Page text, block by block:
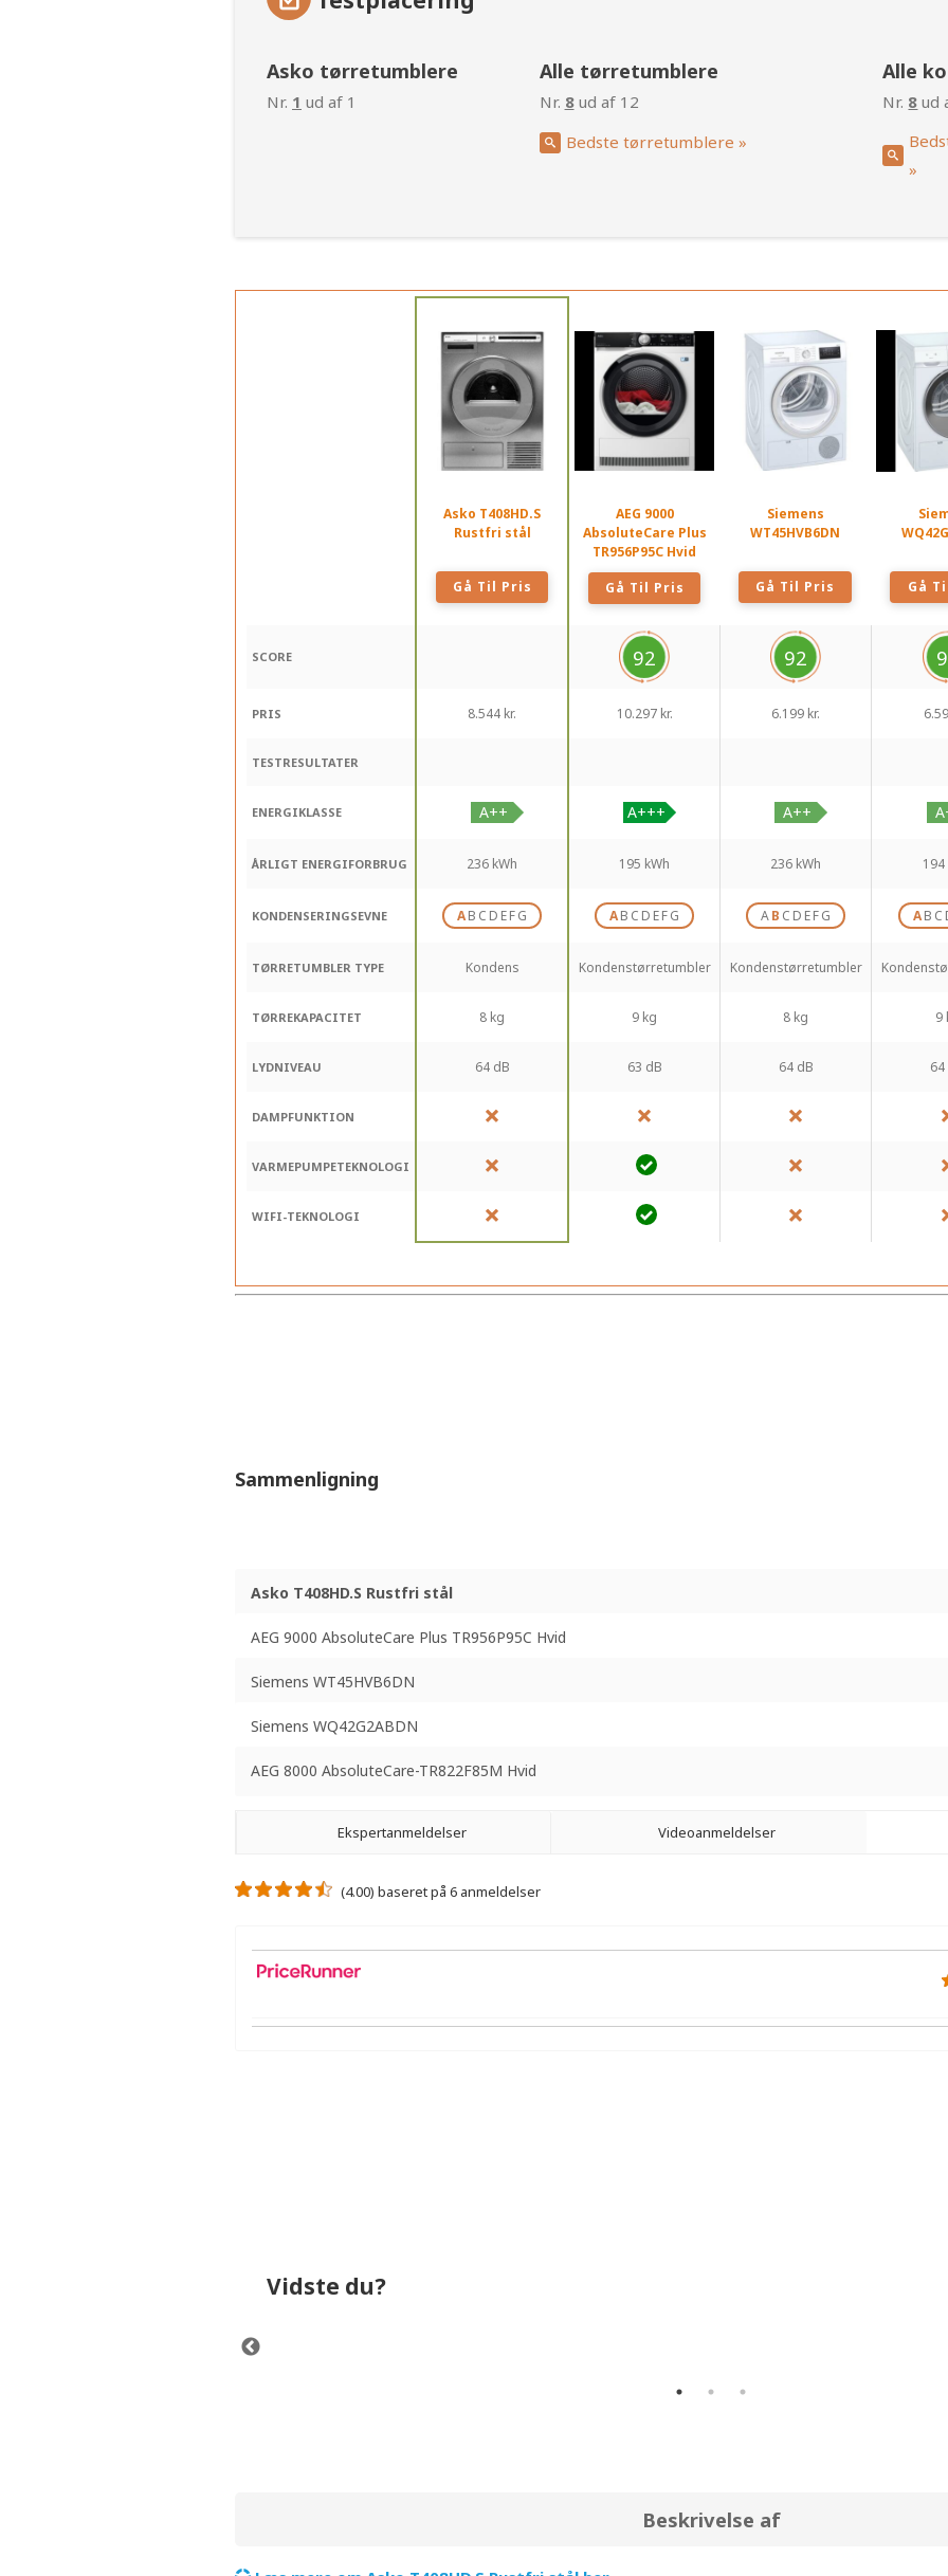
Asko tørretumblere
Nr. 1 ud af 1
Alle tørretumblere
Nr. 8ud af 12
Bedste tørretumblere »
Alle
Nr. 8 ud
»
Asko T408HD.S
Rustfri stål
Gå Til Pris
AEG 9000
AbsoluteCare Plus
TR956P95C Hvid
Gå Til Pris
Siemens
WT45HVB6DN
Gå Til Pris Gå
SCORE 92 92
PRIS 8.544 kr. 10.297 kr. 6.199 kr.
TESTRESULTATER
ENERGIKLASSE
ÅRLIGT ENERGIFORBRUG 236 kWh 195 kWh 236 kWh 194
KONDENSERINGSEVNE AB C D EFG AB C D EFG AB C D EFG A B C
TØRRETUMBLER TYPE Kondens Kondenstørretumbler Kondenstørretumbler
TØRREKAPACITET 8 kg 9 kg 8 kg 9
LYDNIVEAU 64 dB 63 dB 64 dB
DAMPFUNKTION
VARMEPUMPETEKNOLOGI
WIFI-TEKNOLOGI
Sammenligning
Asko T408HD.S Rustfri stål
AEG 9000 AbsoluteCare Plus TR956P95C Hvid
Siemens WT45HVB6DN
Siemens WQ42G2ABDN
AEG 8000 AbsoluteCare-TR822F85M Hvid
Ekspertanmeldelser Videoanmeldelser
(4.00) baseret på 6 anmeldelser
Vidste du?
aftrækstørretumblere er mindst
Beskrivelse af